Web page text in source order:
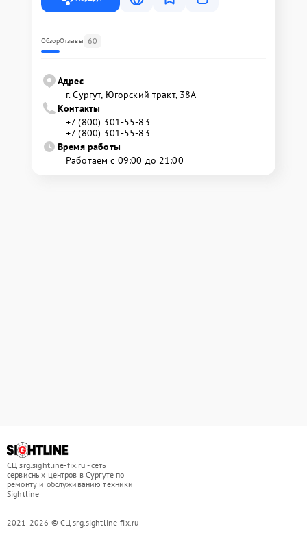
ОбзорОтзывы 60
Адрес
г. Сургут, Югорский тракт, 38А
Контакты
+7 (800) 301-55-83
+7 (800) 301-55-83
Время работы
Работаем с 09:00 до 21:00
СЦ srg.sightline-fix.ru - сеть
сервисных центров в Сургуте по
ремонту и обслуживанию техники
Sightline
2021-2026 © СЦ srg.sightline-fix.ru